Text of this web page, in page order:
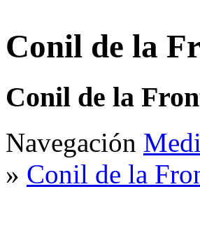
Conil de la
Conil de la
Navegación
» Conil de la